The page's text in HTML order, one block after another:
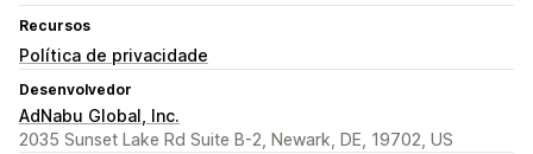
Recursos
Política de privacidade
Desenvolvedor
AdNabu Global, Inc.
2035 Sunset Lake Rd Suite B-2, Newark, DE, 19702, US